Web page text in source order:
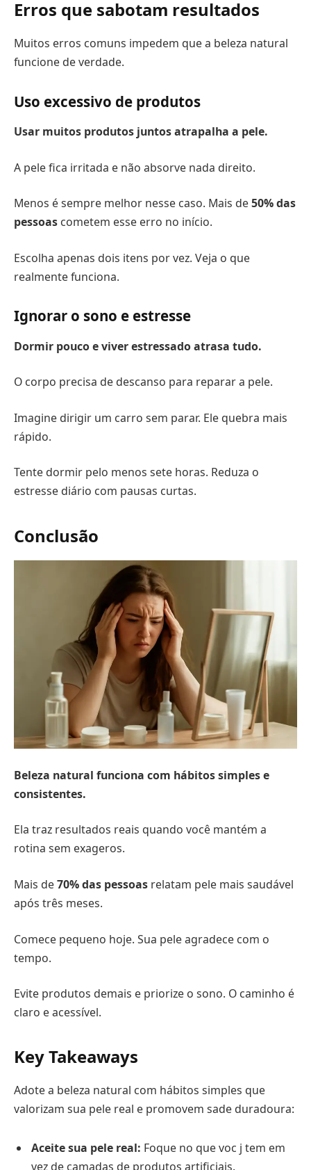
Erros que sabotam resultados
Muitos erros comuns impedem que a beleza natural
funcione de verdade.
Uso excessivo de produtos
Usar muitos produtos juntos atrapalha a pele.
A pele fica irritada e não absorve nada direito.
Menos é sempre melhor nesse caso. Mais de50% das
pessoas cometem esse erro no início.
Escolha apenas dois itens por vez. Veja o que
realmente funciona.
Ignorar o sono e estresse
Dormir pouco e viver estressado atrasa tudo.
O corpo precisa de descanso para reparar a pele.
Imagine dirigir um carro sem parar. Ele quebra mais
rápido.
Tente dormir pelo menos sete horas. Reduza o
estresse diário com pausas curtas.
Conclusão
Beleza natural funciona com hábitos simples e
consistentes.
Ela traz resultados reais quando você mantém a
rotina sem exageros.
Mais de70% das pessoas relatam pele mais saudável
após três meses.
Comece pequeno hoje. Sua pele agradece com o
tempo.
Evite produtos demais e priorize o sono. O caminho é
claro e acessível.
Key Takeaways
Adote a beleza natural com hábitos simples que
valorizam sua pele real e promovem sade duradoura:
Aceite sua pele real: Foque no que voc j tem em
vez de camadas de produtos artificiais.